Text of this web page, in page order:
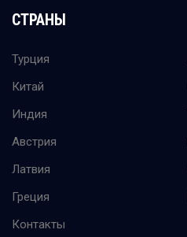
СТРАНЫ
Турция
Китай
Индия
Австрия
Латвия
Греция
Контакты